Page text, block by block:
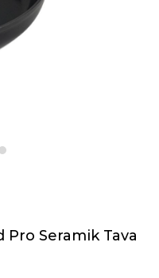
Seramik Tava